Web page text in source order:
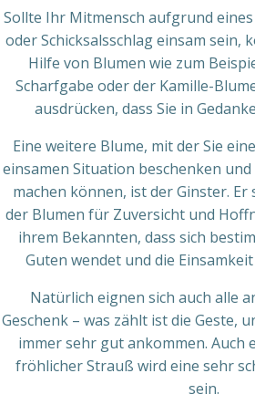
Sollte Ihr Mitmensch aufgrund
oder Schicksalsschlag einsam sein,
Hilfe von Blumen wie zum
Scharfgabe oder der Kamille-
ausdrücken, dass Sie in
Eine weitere Blume, mit der Sie
einsamen Situation beschenken
machen können, ist der Ginster.
der Blumen für Zuversicht und
ihrem Bekannten, dass sich
Guten wendet und die
Natürlich eignen sich auch alle
Geschenk – was zählt ist die Geste,
immer sehr gut ankommen. Auch
fröhlicher Strauß wird eine sehr
sein.